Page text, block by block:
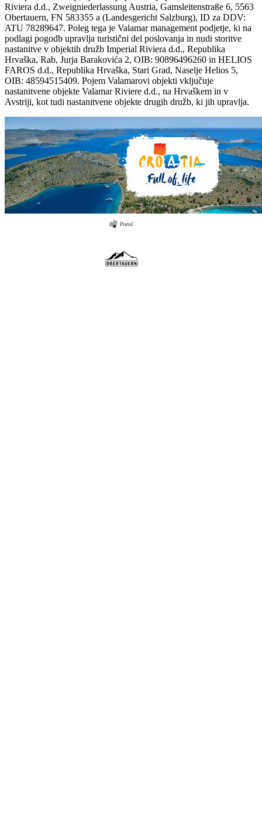
Riviera d.d., Zweigniederlassung Austria, Gamsleitenstraße 6, 5563
Obertauern, FN 583355 a (Landesgericht Salzburg), ID za DDV:
ATU 78289647. Poleg tega je Valamar management podjetje, ki na
podlagi pogodb upravlja turistični del poslovanja in nudi storitve
nastanitve v objektih družb Imperial Riviera d.d., Republika
Hrvaška, Rab, Jurja Barakovića 2, OIB: 90896496260 in HELIOS
FAROS d.d., Republika Hrvaška, Stari Grad, Naselje Helios 5,
OIB: 48594515409. Pojem Valamarovi objekti vključuje
nastanitvene objekte Valamar Riviere d.d., na Hrvaškem in v
Avstriji, kot tudi nastanitvene objekte drugih družb, ki jih upravlja.